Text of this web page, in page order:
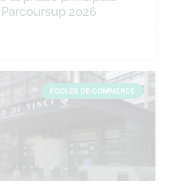
2026
ÉCOLES DE COMMERCE